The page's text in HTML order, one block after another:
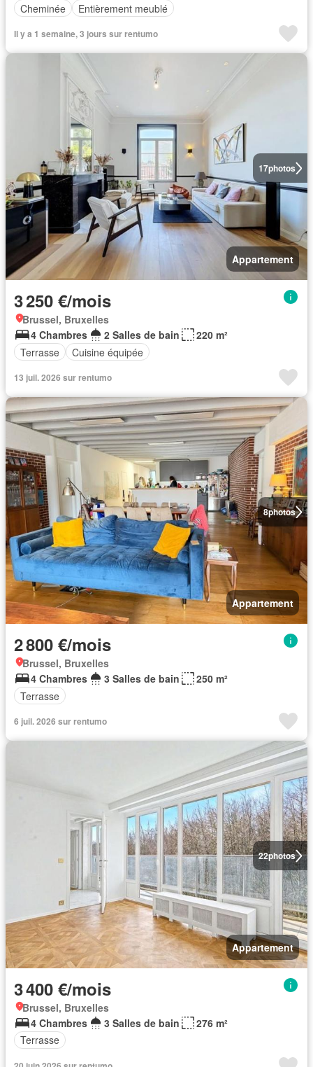
Cheminée
Entièrement meublé
Il y a 1 semaine, 3 jours sur rentumo
17photos
Appartement
3 250 €/mois
Brussel, Bruxelles
4 Chambres
2 Salles de bain
220 m²
Terrasse
Cuisine équipée
13 juil. 2026 sur rentumo
8photos
Appartement
2 800 €/mois
Brussel, Bruxelles
4 Chambres
3 Salles de bain
250 m²
Terrasse
6 juil. 2026 sur rentumo
22photos
Appartement
3 400 €/mois
Brussel, Bruxelles
4 Chambres
3 Salles de bain
276 m²
Terrasse